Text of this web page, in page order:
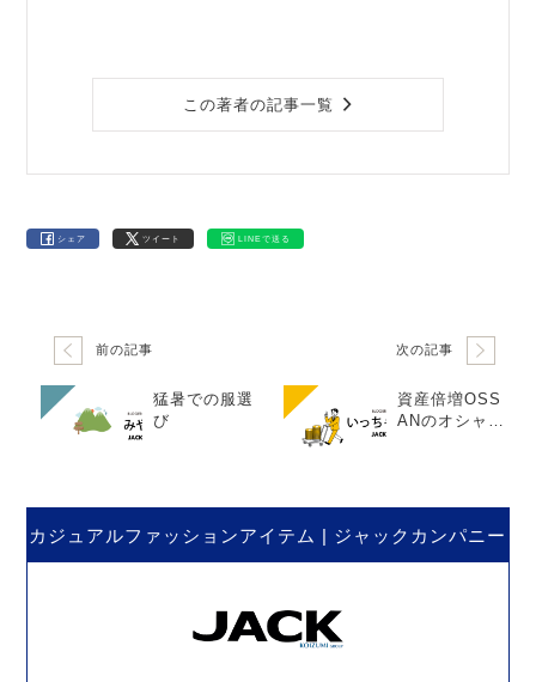
この著者の記事一覧
シェア ツイート LINEで送る
前の記事
猛暑での服選
び
次の記事
資産倍増OSS
ANのオシャレ
カジュアルファッションアイテム | ジャックカンパニー